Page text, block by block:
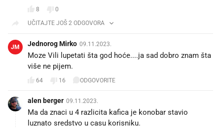
8
0
UČITAJTE JOŠ 2 ODGOVORA
JM Jednorog Mirko 09.11.2023.
Moze Vili lupetati šta god hoće....ja sad dobro znam šta
više ne pijem.
64 16 ODGOVORITE
alen berger 09.11.2023.
Ma da znaci u 4 razlicita kafica je konobar stavio
luznato sredstvo u casu korisniku.